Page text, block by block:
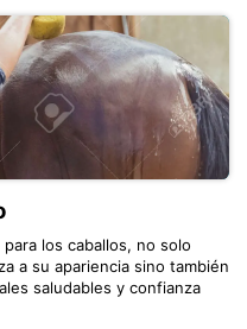
los caballos, no solo
a su apariencia sino también
saludables y confianza